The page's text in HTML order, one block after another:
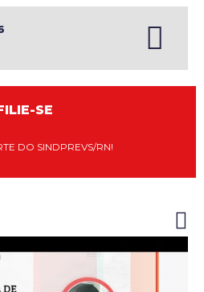
SE
DO SINDPREVS/RN!